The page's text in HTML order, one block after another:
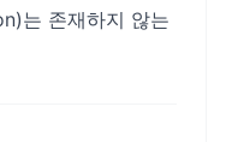
는 존재하지 않는